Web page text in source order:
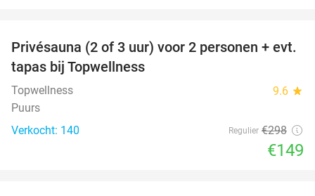
50%
Privésauna (2 of 3 uur) voor 2 personen + evt.
tapas bij Topwellness
Topwellness 9.6 star
Puurs
Verkocht: 140
Regulier €298
€149